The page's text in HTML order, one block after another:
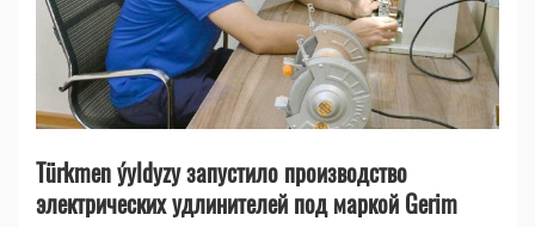
Türkmen ýyldyzy запустило производство
электрических удлинителей под маркой Gerim